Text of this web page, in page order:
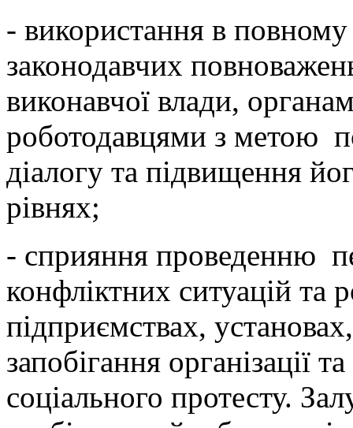
- використання в
законодавчих
виконавчої влади,
роботодавцями з метою
діалогу та підвищення
рівнях;
- сприяння проведенню
конфліктних ситуацій та
підприємствах,
запобігання організації
соціального протесту.